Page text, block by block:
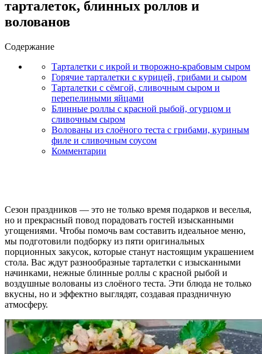
тарталеток, блинных роллов и
волованов
Содержание
Тарталетки с икрой и творожно-крабовым сыром
Горячие тарталетки с курицей, грибами и сыром
Тарталетки с сёмгой, сливочным сыром и
перепелиными яйцами
Блинные роллы с красной рыбой, огурцом и
сливочным сыром
Волованы из слоёного теста с грибами, куриным
филе и сливочным соусом
Комментарии
Сезон праздников — это не только время подарков и веселья,
но и прекрасный повод порадовать гостей изысканными
угощениями. Чтобы помочь вам составить идеальное меню,
мы подготовили подборку из пяти оригинальных
порционных закусок, которые станут настоящим украшением
стола. Вас ждут разнообразные тарталетки с изысканными
начинками, нежные блинные роллы с красной рыбой и
воздушные волованы из слоёного теста. Эти блюда не только
вкусны, но и эффектно выглядят, создавая праздничную
атмосферу.